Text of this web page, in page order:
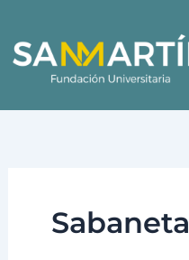
contenido
Sabaneta